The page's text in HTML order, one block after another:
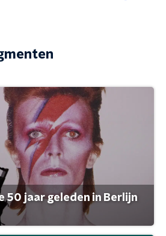
50 jaar geleden in Berlijn